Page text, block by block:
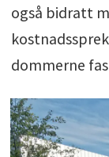
også bidratt
dommerne